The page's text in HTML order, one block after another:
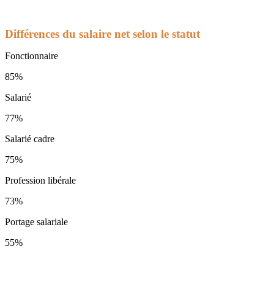
Différences du salaire net selon le statut
Fonctionnaire
85%
Salarié
77%
Salarié cadre
75%
Profession libérale
73%
Portage salariale
55%